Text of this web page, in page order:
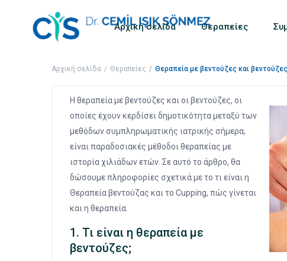
Αρχική σελίδα Θεραπείες
Αρχική σελίδα Θεραπείες Θεραπεία με βεντούζες και
Η θεραπεία με βεντούζες και οι βεντούζες, οι
οποίες έχουν κερδίσει δημοτικότητα μεταξύ των
μεθόδων συμπληρωματικής ιατρικής σήμερα,
είναι παραδοσιακές μέθοδοι θεραπείας με
ιστορία χιλιάδων ετών. Σε αυτό το άρθρο, θα
δώσουμε πληροφορίες σχετικά με το τι είναι η
Θεραπεία βεντούζας και το Cupping, πώς γίνεται
και η θεραπεία.
1. Τι είναι η θεραπεία με
βεντούζες;